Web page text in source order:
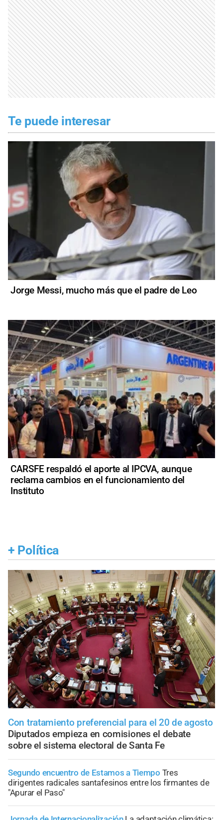
Te puede interesar
Jorge Messi, mucho más que el padre de Leo
CARSFE respaldó el aporte al IPCVA, aunque
reclama cambios en el funcionamiento del
Instituto
+ Política
Con tratamiento preferencial para el 20 de agosto
Diputados empieza en comisiones el debate
sobre el sistema electoral de Santa Fe
Segundo encuentro de Estamos a Tiempo Tres
dirigentes radicales santafesinos entre los firmantes de
"Apurar el Paso"